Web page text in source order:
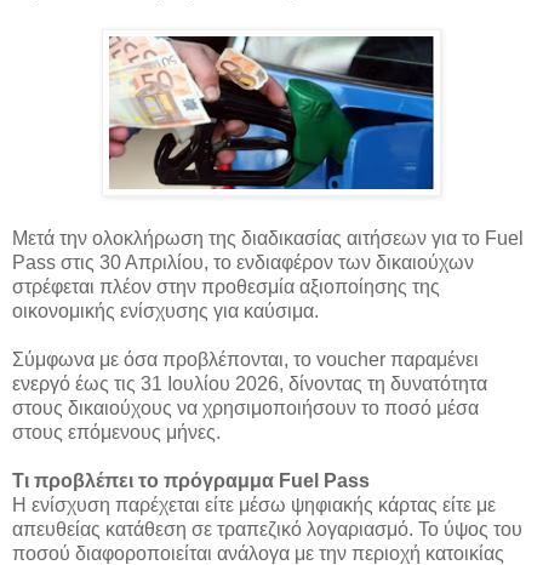
Μετά την ολοκλήρωση της διαδικασίας αιτήσεων για το Fuel
Pass στις 30 Απριλίου, το ενδιαφέρον των δικαιούχων
στρέφεται πλέον στην προθεσμία αξιοποίησης της
οικονομικής ενίσχυσης για καύσιμα.
Σύμφωνα με όσα προβλέπονται, το voucher παραμένει
ενεργό έως τις 31 Ιουλίου 2026, δίνοντας τη δυνατότητα
στους δικαιούχους να χρησιμοποιήσουν το ποσό μέσα
στους επόμενους μήνες.
Τι προβλέπει το πρόγραμμα Fuel Pass
Η ενίσχυση παρέχεται είτε μέσω ψηφιακής κάρτας είτε με
απευθείας κατάθεση σε τραπεζικό λογαριασμό. Το ύψος του
ποσού διαφοροποιείται ανάλογα με την περιοχή κατοικίας